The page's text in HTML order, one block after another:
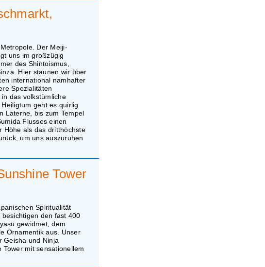
Der Meiji-
uns im großzügig
des Shintoismus,
Hier staunen wir über
international namhafter
Spezialitäten
das volkstümliche
geht es quirlig
Laterne, bis zum Tempel
Flusses einen
Höhe als das dritthöchste
um uns auszuruhen
Tower
Spiritualität
den fast 400
gewidmet, dem
Ornamentik aus. Unser
Geisha und Ninja
mit sensationellem